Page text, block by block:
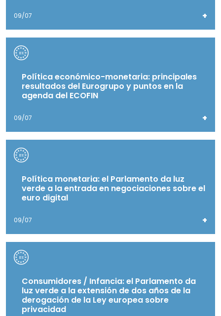
09/07 +
Política económico-monetaria: principales
resultados del Eurogrupo y puntos en la
agenda del ECOFIN
09/07 +
Política monetaria: el Parlamento da luz
verde a la entrada en negociaciones sobre el
euro digital
09/07 +
Consumidores / Infancia: el Parlamento da
luz verde a la extensión de dos años de la
derogación de la Ley europea sobre
privacidad